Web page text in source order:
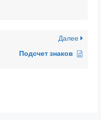
Далее
Подсчет знаков